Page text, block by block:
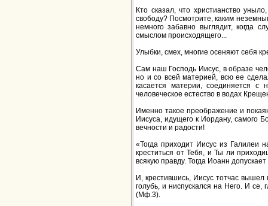
Кто сказал, что христианство
свободу? Посмотрите, каким
немного забавно выглядит, когда
смыслом происходящего...
Улыбки, смех, многие осеняют себя
Сам наш Господь Иисус, в образе
но и со всей материей, всю ее
касается материи, соединяется
человеческое естество в водах
Именно такое преображение и
Иисуса, идущего к Иордану, самого
вечности и радости!
«Тогда приходит Иисус из Галилеи
креститься от Тебя, и Ты ли
всякую правду. Тогда Иоанн допускает
И, крестившись, Иисус тотчас
голубь, и ниспускался на Него. И
(Мф.3).